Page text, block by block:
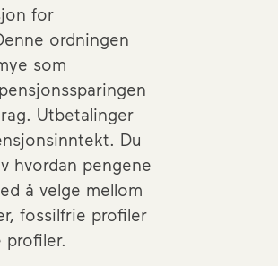
for
ordningen
som
Utbetalinger
Du
hvordan pengene
å velge mellom
fossilfrie profiler